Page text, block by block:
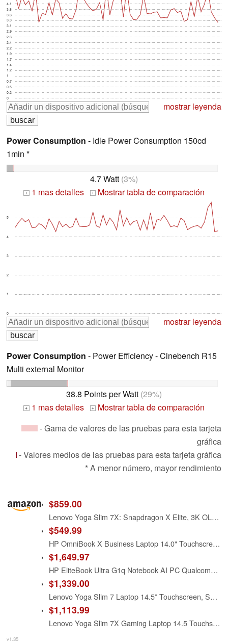
0
0.2
0.5
0.7
1
1.2
1.4
1.7
1.9
2.2
2.4
2.6
2.9
3.1
3.3
3.6
3.8
4.1
mostrar leyenda
Power Consumption - Idle Power Consumption 150cd
1min *
4.7 Watt (3%)
+ 1 mas detalles + Mostrar tabla de comparación
0
1
2
3
4
5
mostrar leyenda
Power Consumption - Power Efficiency - Cinebench R15
Multi external Monitor
38.8 Points per Watt (29%)
+ 1 mas detalles +
Mostrar tabla de comparación
- Gama de valores de las pruebas para esta tarjeta
gráfica
- Valores medios de las pruebas para esta tarjeta gráfica
* A menor número, mayor rendimiento
$859.00
Lenovo Yoga Slim 7X: Snapdragon X Elite, 3K OLED 1000nits, 16GB RAM, 1TBSSD
$549.99
HP OmniBook X Business Laptop 14.0" Touchscreen IPS 2.2K Display (Snapdragon X Elite X1E-78-100, 16GB LPDDR5X, 1TB SSD, Qualcomm Adreno, Backlit KB, WiFi 6E, Webcam, Win 11 Home) (Renewed)
$1,649.97
HP EliteBook Ultra G1q Notebook AI PC Qualcomm Snapdragon 16GB RAM 512GB SSD Qualcomm Adreno GPU Atmosphere Blue - Snapdragon X Elite X1E-78-100 (Up to 3.4 GHz, 12 cores) - 2.2K (2240 x 1400) - Integr
$1,339.00
Lenovo Yoga Slim 7 Laptop 14.5” Touchscreen, Snapdragon X Elite X1E-78-100, Qualcomm Adreno GPU, 16GB LPDDR5, 2TB SSD, Backlit KB, Bluetooth 5.4, FHD 1080p (2.0MP) + IR Camera, Windows 11 Home
$1,113.99
Lenovo Yoga Slim 7X Gaming Laptop 14.5 Touchscreen OLED 2944x1840 Display (Snapdragon X Elite X1E-78-100, 16GB LPDDR5X, 512GB SSD, Backlit KB, WiFi 7, Webcam, Win 11 Home) (Renewed)
v1.35